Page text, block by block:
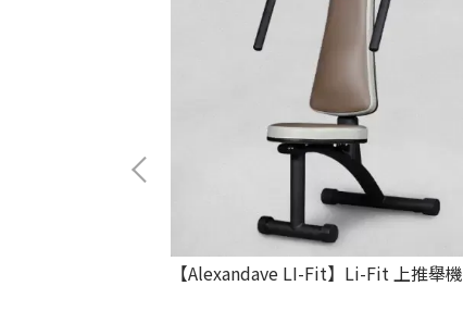
【Alexandave LI-Fit】Li-Fit 上推舉機